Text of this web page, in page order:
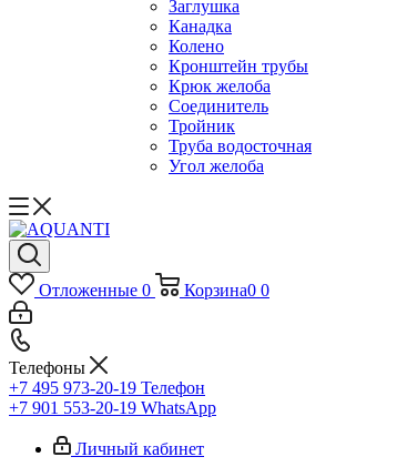
Заглушка
Канадка
Колено
Кронштейн трубы
Крюк желоба
Соединитель
Тройник
Труба водосточная
Угол желоба
Отложенные 0 Корзина0 0
Телефоны
+7 495 973-20-19 Телефон
+7 901 553-20-19 WhatsApp
Личный кабинет